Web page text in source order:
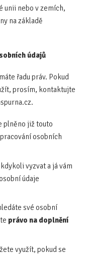
unii nebo v zemích,
na základě
údajů
řadu práv. Pokud
prosím, kontaktujte
plněno již touto
osobních
vyzvat a já vám
údaje
své osobní
právo na doplnění
využít, pokud se